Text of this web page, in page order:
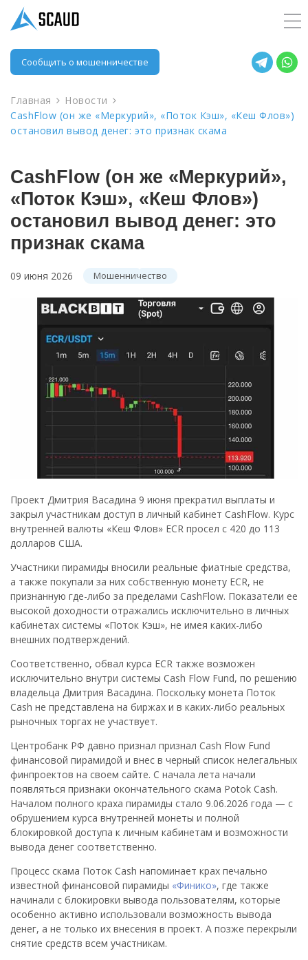
Сообщить о мошенничестве
Главная
Новости
CashFlow (он же «Меркурий», «Поток Кэш», «Кеш Флов»)
остановил вывод денег: это признак скама
CashFlow (он же «Меркурий»,
«Поток Кэш», «Кеш Флов»)
остановил вывод денег: это
признак скама
09 июня 2026 Мошенничество
Проект Дмитрия Васадина 9 июня прекратил выплаты и
закрыл участникам доступ в личный кабинет CashFlow. Курс
внутренней валюты «Кеш Флов» ECR просел с 420 до 113
долларов США.
Участники пирамиды вносили реальные фиатные средства,
а также покупали за них собственную монету ECR, не
признанную где-либо за пределами CashFlow. Показатели ее
высокой доходности отражались исключительно в личных
кабинетах системы «Поток Кэш», не имея каких-либо
внешних подтверждений.
Соответственно, обвал курса ECR также возможен
исключительно внутри системы Cash Flow Fund, по решению
владельца Дмитрия Васадина. Поскольку монета Поток
Cash не представлена на биржах и в каких-либо реальных
рыночных торгах не участвует.
Центробанк РФ давно признал признал Cash Flow Fund
финансовой пирамидой и внес в черный список нелегальных
финпроектов на своем сайте. С начала лета начали
появляться признаки окончательного скама Potok Cash.
Началом полного краха пирамиды стало 9.06.2026 года — с
обрушением курса внутренней монеты и полной
блокировкой доступа к личным кабинетам и возможности
вывода денег соответственно.
Процесс скама Поток Cash напоминает крах печально
известной финансовой пирамиды «Финико», где также
начинали с блокировки вывода пользователям, которые
особенно активно использовали возможность вывода
денег, а не только их внесения в проект. А позже перекрыли
снятие средств всем участникам.